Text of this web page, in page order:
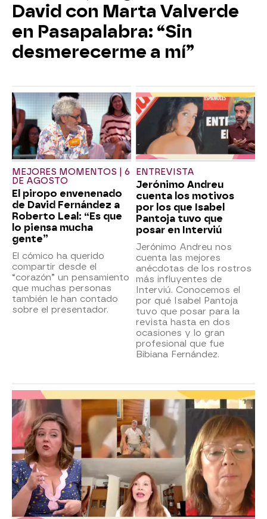
David con Marta Valverde
en Pasapalabra: “Sin
desmerecerme a mí”
MEJORES MOMENTOS | 6
DE AGOSTO
El piropo envenenado
de David Fernández a
Roberto Leal: “Es que
lo piensa mucha
gente”
El cómico ha querido
compartir desde el
“corazón” un pensamiento
que muchas personas
también le han contado
sobre el presentador.
ENTREVISTA
Jerónimo Andreu
cuenta los motivos
por los que Isabel
Pantoja tuvo que
posar en Interviú
Jerónimo Andreu nos
cuenta las mejores
anécdotas de los rostros
más influyentes de
Interviú. Conocemos el
por qué Isabel Pantoja
tuvo que posar para la
revista hasta en dos
ocasiones y lo gran
profesional que fue
Bibiana Fernández.